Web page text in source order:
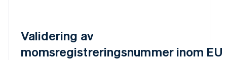
Validering av
momsregistreringsnummer inom EU